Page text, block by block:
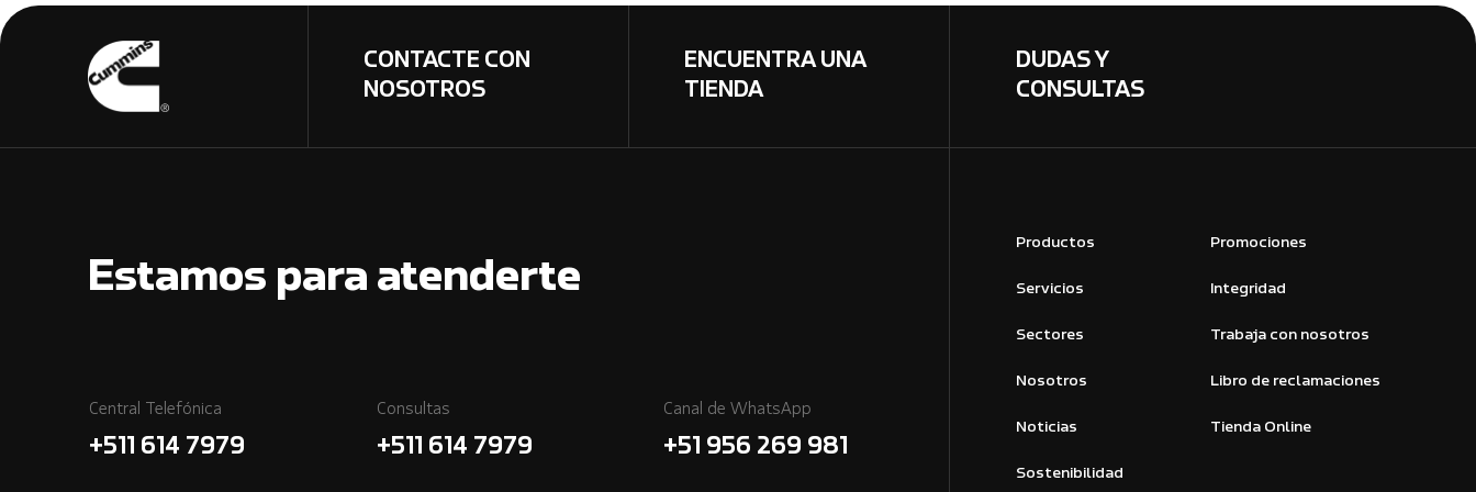
CONTACTE CON
NOSOTROS
ENCUENTRA UNA
TIENDA
DUDAS Y
CONSULTAS
Estamos para atenderte
Central Telefónica
+511 614 7979
Consultas
+511 614 7979
Canal de WhatsApp
+51 956 269 981
Productos
Servicios
Sectores
Nosotros
Noticias
Sostenibilidad
Promociones
Integridad
Trabaja con nosotros
Libro de reclamaciones
Tienda Online